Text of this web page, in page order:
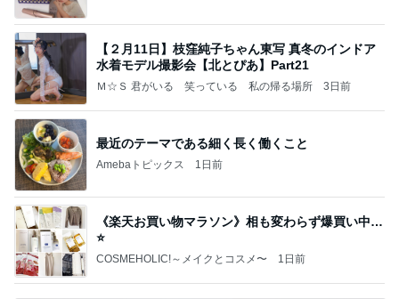
【２月11日】枝窪純子ちゃん東写 真冬のインドア
水着モデル撮影会【北とぴあ】Part21
Ｍ☆Ｓ 君がいる 笑っている 私の帰る場所 3日前
最近のテーマである細く長く働くこと
Amebaトピックス 1日前
《楽天お買い物マラソン》相も変わらず爆買い中…
⭐️
COSMEHOLIC!～メイクとコスメ〜 1日前